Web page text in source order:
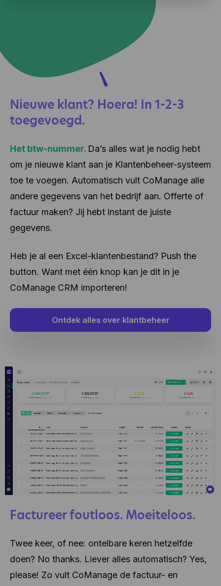
Nieuwe klant? Hoera! In 1-2-3
toegevoegd.
Het btw-nummer. Da’s alles wat je nodig hebt
om je nieuwe klant aan je Klantenbeheer-systeem
toe te voegen. Automatisch vult CoManage alle
andere gegevens van het bedrijf aan. Offerte of
factuur maken? Jij hebt instant de juiste
gegevens.
Heb je al een Excel-klantenbestand? Push the
button. Want met één knop kan je dit in je
CoManage CRM importeren!
Ontdek alles over klantbeheer
Factureer foutloos. Moeiteloos.
Twee keer, of nee: ontelbare keren hetzelfde
doen? No thanks. Liever alles automatisch? Yes,
please! Zo vult CoManage de factuur- en